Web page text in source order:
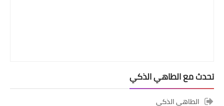
تحدث مع الطاهي الذكي
الطاهي الذكي